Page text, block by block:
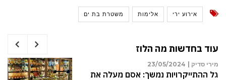
אירוע ירי אלימות משטרת בת ים
עוד בחדשות מה הלוז
מירי סדיק | 23/05/2024
גל ההתייקרויות נמשך: אסם מעלה את